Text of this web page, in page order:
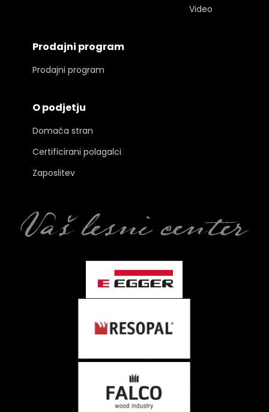
Video
Prodajni program
Prodajni program
O podjetju
Domača stran
Certificirani polagalci
Zaposlitev